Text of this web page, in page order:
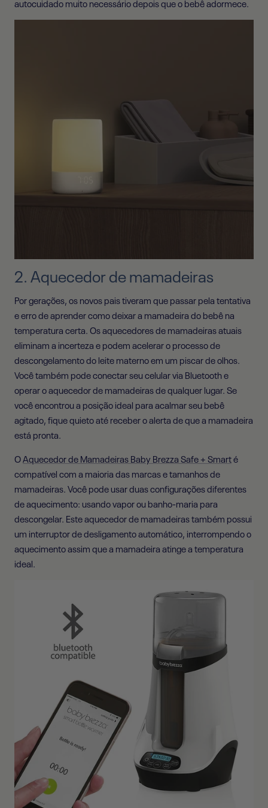
autocuidado muito necessário depois que o bebê adormece.
2. Aquecedor de mamadeiras
Por gerações, os novos pais tiveram que passar pela tentativa
e erro de aprender como deixar a mamadeira do bebê na
temperatura certa. Os aquecedores de mamadeiras atuais
eliminam a incerteza e podem acelerar o processo de
descongelamento do leite materno em um piscar de olhos.
Você também pode conectar seu celular via Bluetooth e
operar o aquecedor de mamadeiras de qualquer lugar. Se
você encontrou a posição ideal para acalmar seu bebê
agitado, fique quieto até receber o alerta de que a mamadeira
está pronta.
O Aquecedor de Mamadeiras Baby Brezza Safe + Smarté
compatível com a maioria das marcas e tamanhos de
mamadeiras. Você pode usar duas configurações diferentes
de aquecimento: usando vapor ou banho-maria para
descongelar. Este aquecedor de mamadeiras também possui
um interruptor de desligamento automático, interrompendo o
aquecimento assim que a mamadeira atinge a temperatura
ideal.